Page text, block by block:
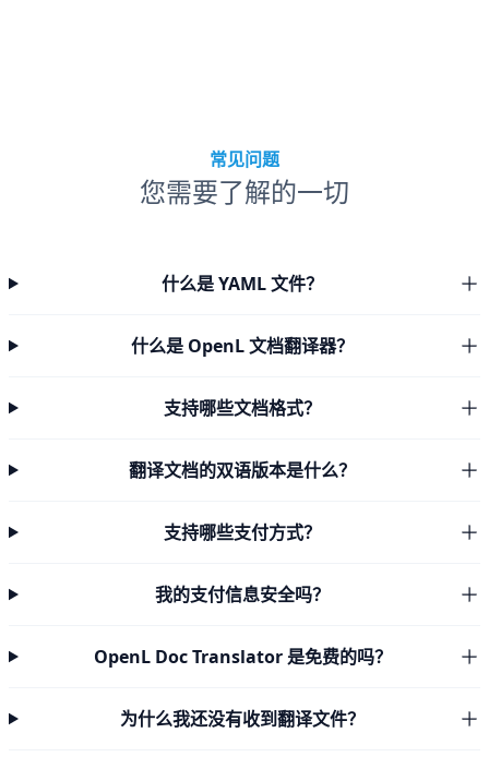
常见问题
您需要了解的一切
什么是 YAML 文件？
什么是 OpenL 文档翻译器？
支持哪些文档格式？
翻译文档的双语版本是什么？
支持哪些支付方式？
我的支付信息安全吗？
OpenL Doc Translator 是免费的吗？
为什么我还没有收到翻译文件？